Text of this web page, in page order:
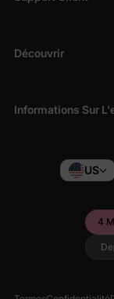
Découvrir
Informations Sur
US
4